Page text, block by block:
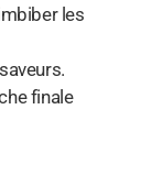
les
finale